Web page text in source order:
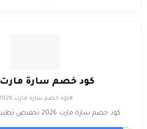
كود خصم سارة مارت 2026
#كود خصم سارة مارت 2026
كود خصم سارة مارت 2026 تخفيض تطبيق ساره حتى 25%